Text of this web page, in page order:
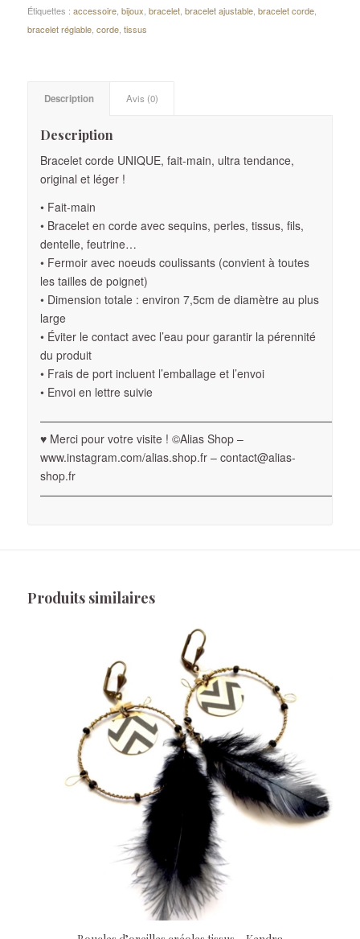
Étiquettes : accessoire, bijoux bracelet, bracelet ajustable, bracelet corde,
bracelet réglable, corde, tissus
Description Avis (0)
Description
Bracelet corde UNIQUE, fait-main, ultra tendance,
original et léger !
• Fait-main
• Bracelet en corde avec sequins, perles, tissus, fils,
dentelle, feutrine…
• Fermoir avec noeuds coulissants (convient à toutes
les tailles de poignet)
• Dimension totale : environ 7,5cm de diamètre au plus
large
• Éviter le contact avec l’eau pour garantir la pérennité
du produit
• Frais de port incluent l’emballage et l’envoi
• Envoi en lettre suivie
♥ Merci pour votre visite ! ©Alias Shop –
www.instagram.com/alias.shop.fr – contact@alias-
shop.fr
Produits similaires